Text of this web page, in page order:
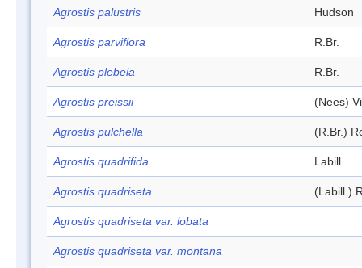
Agrostis palustris Hudson
Agrostis parviflora R.Br.
Agrostis plebeia R.Br.
Agrostis preissii (Nees)
Agrostis pulchella (R.Br.)
Agrostis quadrifida Labill.
Agrostis quadriseta (Labill.)
Agrostis quadriseta var. lobata
Agrostis quadriseta var. montana